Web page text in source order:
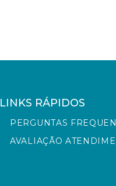
LINKS RÁPIDOS
PERGUNTAS
AVALIAÇÃO